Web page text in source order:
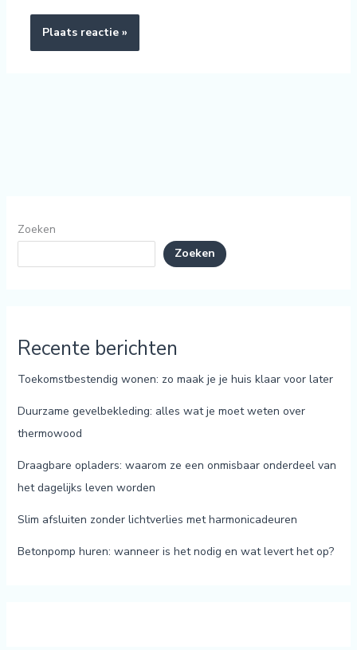
Zoeken
Zoeken
Recente berichten
Toekomstbestendig wonen: zo maak je je huis klaar voor later
Duurzame gevelbekleding: alles wat je moet weten over
thermowood
Draagbare opladers: waarom ze een onmisbaar onderdeel van
het dagelijks leven worden
Slim afsluiten zonder lichtverlies met harmonicadeuren
Betonpomp huren: wanneer is het nodig en wat levert het op?